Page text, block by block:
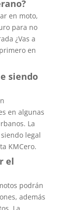
en moto,
para no
¿Vas a
en
siendo
en algunas
La
legal
KMCero.
el
podrán
además